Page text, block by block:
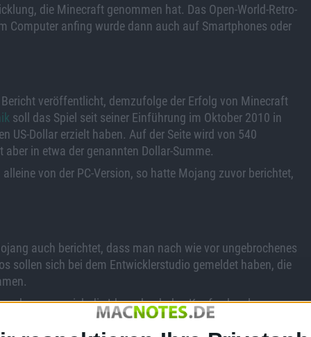
die Minecraft genommen hat. Das Open-World-Retro-
Computer anfing wurde dann auch auf Smartphones oder
veröffentlicht, demzufolge der Erfolg von Minecraft
soll das Spiel seit seiner Einführung im Oktober 2010 in
US-Dollar erzielt haben. Auf der Seite wird von 540
in etwa der genannten Dollar-Summe.
von der PC-Version, so hatte Mojang zuvor berichtet,
auch berichtet, dass man nach wie vor ungebrochenes
sollen sich bei dem Entwicklerstudio gemeldet haben, die
dass man sich die Ideen durch den Kopf gehen lassen
total unbedarft in diesen Dingen sei, und wenn dann